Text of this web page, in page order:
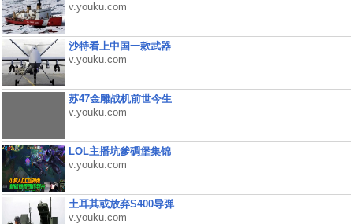
v.youku.com
沙特看上中国一款武器
v.youku.com
苏47金雕战机前世今生
v.youku.com
LOL主播坑爹碉堡集锦
v.youku.com
土耳其或放弃S400导弹
v.youku.com